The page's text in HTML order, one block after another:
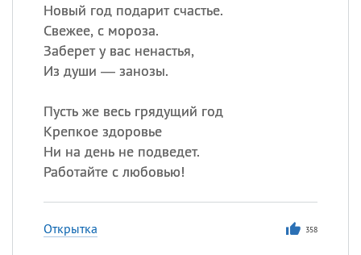
Новый год подарит счастье.
Свежее, с мороза.
Заберет у вас ненастья,
Из души — занозы.
Пусть же весь грядущий год
Крепкое здоровье
Ни на день не подведет.
Работайте с любовью!
Открытка 358